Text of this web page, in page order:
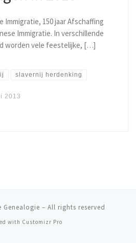
Immigratie, 150 jaar Afschaffing
Immigratie. In verschillende
worden vele feestelijke, […]
slavernij herdenking
2013
Genealogie – All rights reserved
with Customizr Pro